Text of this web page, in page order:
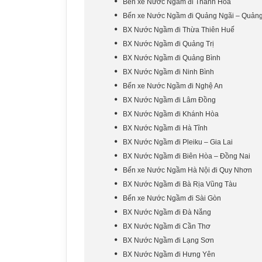
Bến xe Nước Ngầm đi Quảng Ngãi –
BX Nước Ngầm đi Thừa Thiên Huế
BX Nước Ngầm đi Quảng Trị
BX Nước Ngầm đi Quảng Bình
BX Nước Ngầm đi Ninh Bình
Bến xe Nước Ngầm đi Nghệ An
BX Nước Ngầm đi Lâm Đồng
BX Nước Ngầm đi Khánh Hòa
BX Nước Ngầm đi Hà Tĩnh
BX Nước Ngầm đi Pleiku – Gia Lai
BX Nước Ngầm đi Biên Hòa – Đồng Nai
Bến xe Nước Ngầm Hà Nội đi Quy Nhơn
BX Nước Ngầm đi Bà Rịa Vũng Tàu
Bến xe Nước Ngầm đi Sài Gòn
BX Nước Ngầm đi Đà Nẵng
BX Nước Ngầm đi Cần Thơ
BX Nước Ngầm đi Lạng Sơn
BX Nước Ngầm đi Hưng Yên